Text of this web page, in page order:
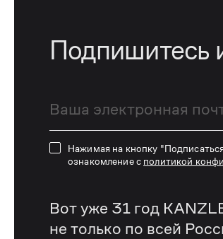
Подпишитесь
Нажимая на кнопку
ознакомление с политикой
Вот уже 31 год
не только по всей